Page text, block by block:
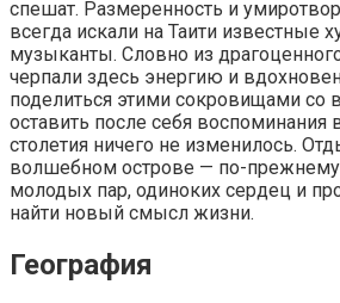
спешат. Размеренность и
всегда искали на Таити известные
музыканты. Словно из
черпали здесь энергию и
поделиться этими сокровищами со
оставить после себя воспоминания
столетия ничего не изменилось.
волшебном острове — по-прежнему
молодых пар, одиноких сердец и
найти новый смысл жизни.
География